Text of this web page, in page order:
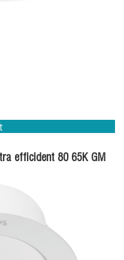
efficident 80 65K GM